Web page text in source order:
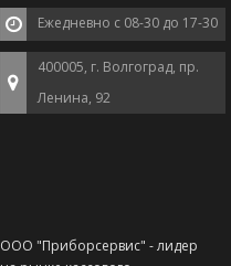
Ежедневно с 08-30 до 17-30
400005, г. Волгоград, пр.
Ленина, 92
ООО "Приборсервис" - лидер